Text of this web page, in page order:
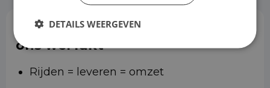
Waarom bedrijfswagenlease bij
ons wél lukt
Rijden = leveren = omzet
DETAILS WEERGEVEN